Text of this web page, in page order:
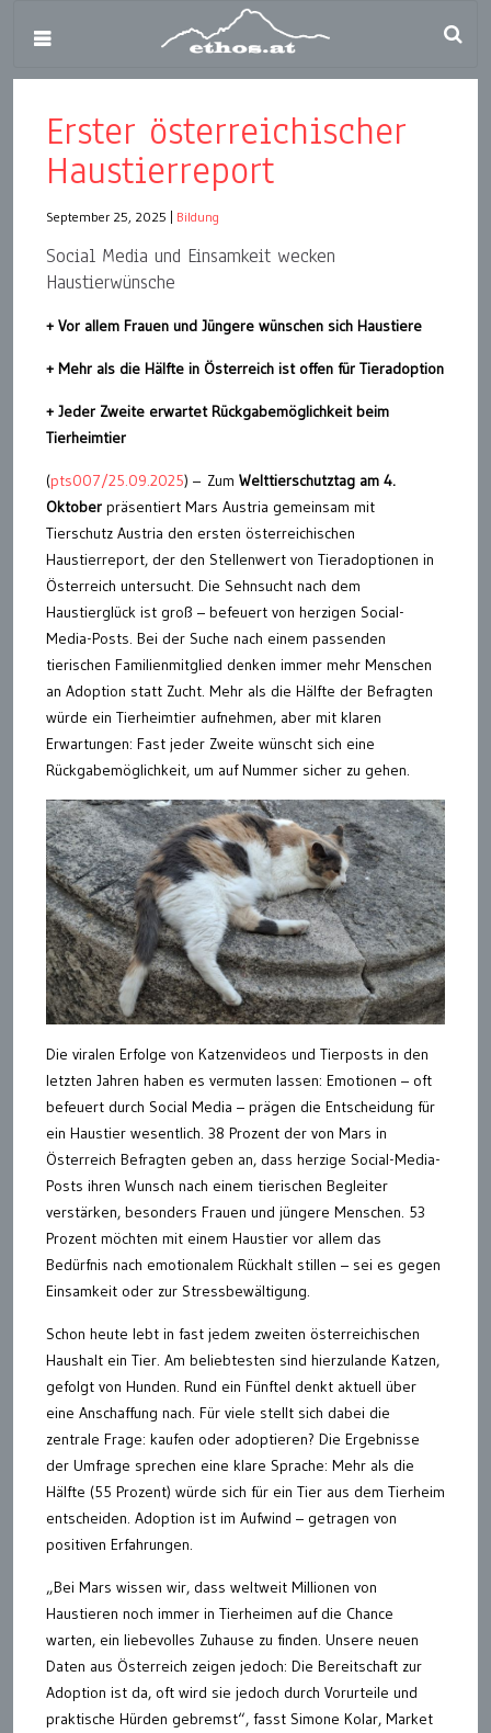
Erster österreichischer
Haustierreport
September 25, 2025 Bildung
Social Media und Einsamkeit wecken
Haustierwünsche
+ Vor allem Frauen und Jüngere wünschen sich Haustiere
+ Mehr als die Hälfte in Österreich ist offen für Tieradoption
+ Jeder Zweite erwartet Rückgabemöglichkeit beim
Tierheimtier
(pts007/25.09.2025) – Zum Welttierschutztag am 4.
Oktober präsentiert Mars Austria gemeinsam mit
Tierschutz Austria den ersten österreichischen
Haustierreport, der den Stellenwert von Tieradoptionen in
Österreich untersucht. Die Sehnsucht nach dem
Haustierglück ist groß – befeuert von herzigen Social-
Media-Posts. Bei der Suche nach einem passenden
tierischen Familienmitglied denken immer mehr Menschen
an Adoption statt Zucht. Mehr als die Hälfte der Befragten
würde ein Tierheimtier aufnehmen, aber mit klaren
Erwartungen: Fast jeder Zweite wünscht sich eine
Rückgabemöglichkeit, um auf Nummer sicher zu gehen.
Die viralen Erfolge von Katzenvideos und Tierposts in den
letzten Jahren haben es vermuten lassen: Emotionen – oft
befeuert durch Social Media – prägen die Entscheidung für
ein Haustier wesentlich. 38 Prozent der von Mars in
Österreich Befragten geben an, dass herzige Social-Media-
Posts ihren Wunsch nach einem tierischen Begleiter
verstärken, besonders Frauen und jüngere Menschen. 53
Prozent möchten mit einem Haustier vor allem das
Bedürfnis nach emotionalem Rückhalt stillen – sei es gegen
Einsamkeit oder zur Stressbewältigung.
Schon heute lebt in fast jedem zweiten österreichischen
Haushalt ein Tier. Am beliebtesten sind hierzulande Katzen,
gefolgt von Hunden. Rund ein Fünftel denkt aktuell über
eine Anschaffung nach. Für viele stellt sich dabei die
zentrale Frage: kaufen oder adoptieren? Die Ergebnisse
der Umfrage sprechen eine klare Sprache: Mehr als die
Hälfte (55 Prozent) würde sich für ein Tier aus dem Tierheim
entscheiden. Adoption ist im Aufwind – getragen von
positiven Erfahrungen.
„Bei Mars wissen wir, dass weltweit Millionen von
Haustieren noch immer in Tierheimen auf die Chance
warten, ein liebevolles Zuhause zu finden. Unsere neuen
Daten aus Österreich zeigen jedoch: Die Bereitschaft zur
Adoption ist da, oft wird sie jedoch durch Vorurteile und
praktische Hürden gebremst“, fasst Simone Kolar, Market